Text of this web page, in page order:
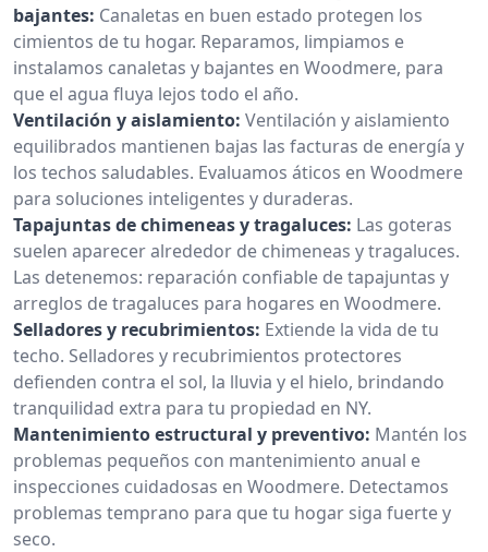
bajantes: Canaletas en buen estado protegen los
cimientos de tu hogar. Reparamos, limpiamos e
instalamos canaletas y bajantes en Woodmere, para
que el agua fluya lejos todo el año.
Ventilación y aislamiento: Ventilación y aislamiento
equilibrados mantienen bajas las facturas de energía y
los techos saludables. Evaluamos áticos en Woodmere
para soluciones inteligentes y duraderas.
Tapajuntas de chimeneas y tragaluces: Las goteras
suelen aparecer alrededor de chimeneas y tragaluces.
Las detenemos: reparación confiable de tapajuntas y
arreglos de tragaluces para hogares en Woodmere.
Selladores y recubrimientos: Extiende la vida de tu
techo. Selladores y recubrimientos protectores
defienden contra el sol, la lluvia y el hielo, brindando
tranquilidad extra para tu propiedad en NY.
Mantenimiento estructural y preventivo: Mantén los
problemas pequeños con mantenimiento anual e
inspecciones cuidadosas en Woodmere. Detectamos
problemas temprano para que tu hogar siga fuerte y
seco.